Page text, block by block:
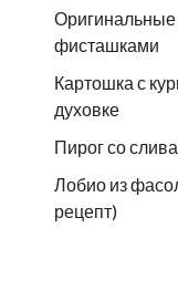
Оригинальные
фисташками
Картошка с
духовке
Пирог со
Лобио из
рецепт)